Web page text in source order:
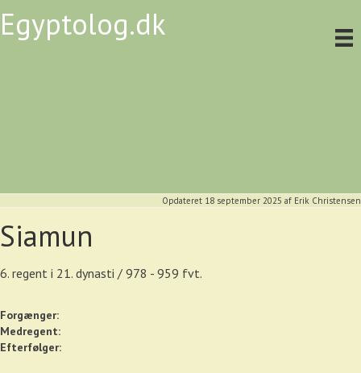
Egyptolog.dk
Opdateret 18 september 2025 af Erik Christensen
Siamun
6. regent i 21. dynasti / 978 - 959 fvt.
Forgænger:
Medregent:
Efterfølger: